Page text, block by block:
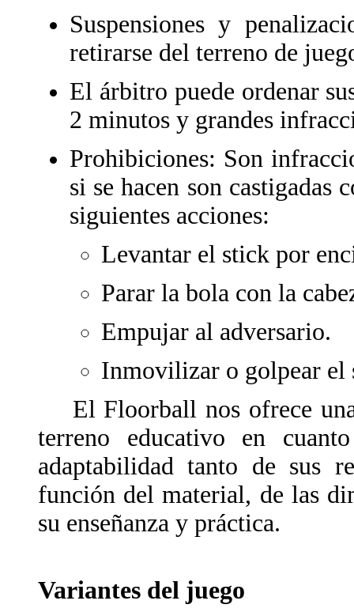
Suspensiones y
retirarse del terreno de
El árbitro puede ordenar
2 minutos y grandes
Prohibiciones: Son
si se hacen son castigadas
siguientes acciones:
Levantar el stick por
Parar la bola con la
Empujar al adversario.
Inmovilizar o golpear el
El Floorball nos ofrece una
terreno educativo en
adaptabilidad tanto de sus
función del material, de las
su enseñanza y práctica.
Variantes del juego